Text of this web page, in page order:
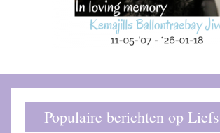
Populaire berichten op